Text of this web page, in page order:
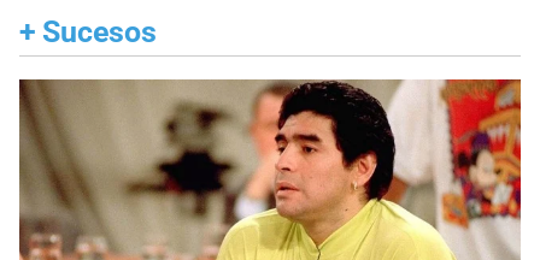
+ Sucesos